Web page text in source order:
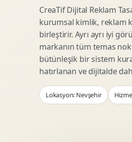
Sepet Odeme UX
Pazaryeri Marka Magazasi
Eticaret SEO Altyapisi
Mikro Animasyon Tasarimi
CreaTif Dijital Reklam
kurumsal kimlik, reklam
birleştirir. Ayrı ayrı iyi
markanın tüm temas
bütünleşik bir sistem
hatırlanan ve dijitalde
Lokasyon: Nevşehir